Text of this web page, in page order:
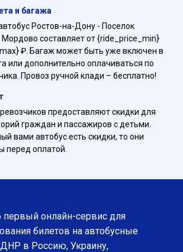
и багажа
Ростов-на-Дону - Поселок
Мордово составляет от {ride_price_min}
₽. Багаж может быть уже включен в
или дополнительно оплачиваться по
Провоз ручной клади – бесплатно!
предоставляют скидки для
граждан и пассажиров с детьми.
вами автобус есть скидки, то они
перед оплатой.
первый онлайн-сервис для
билетов на автобусные
в Россию, Украину,